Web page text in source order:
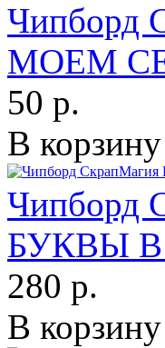
МОЕМ
50 р.
В корзину
БУКВЫ В
280 р.
В корзину